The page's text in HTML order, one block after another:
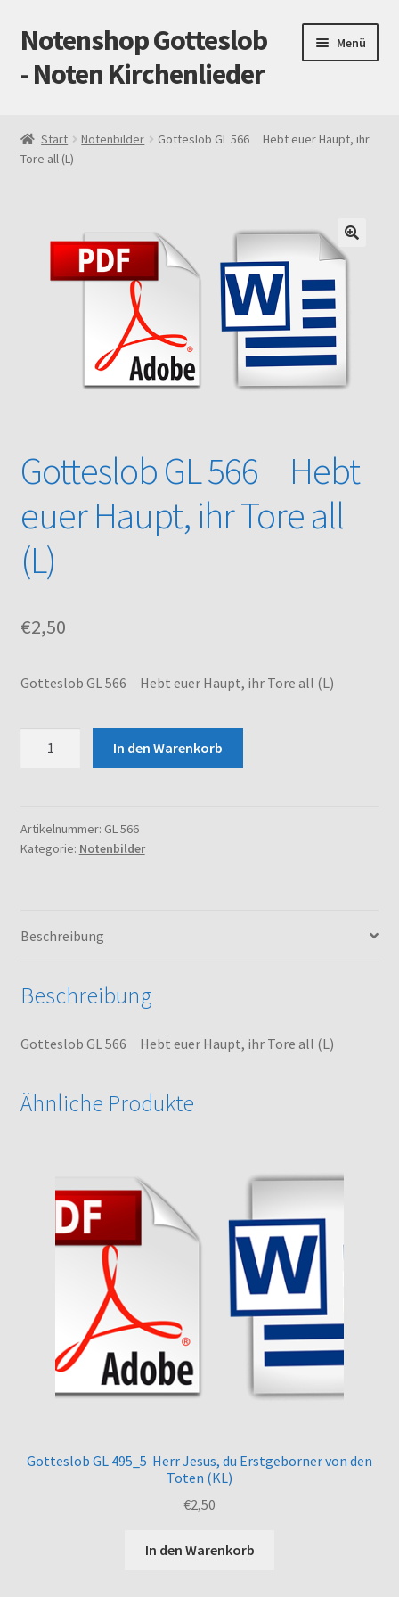
Zur
Navigation
springen
Zum
Inhalt
springen
Notenshop Gotteslob
- Noten Kirchenlieder
Menü
AGB
Cookie-Richtlinie (EU)
Gotteslob alt / neu
Über uns
Versand und Zahlungsbedingungen
Warenkorb
Start Notenbilder
Gotteslob GL 566 Hebt euer Haupt, ihr
Tore all (L)
Gotteslob GL 566 Hebt
euer Haupt, ihr Tore all
(L)
€2,50
Gotteslob GL 566 Hebt euer Haupt, ihr Tore all (L)
euer
Haupt,
(L)
In den Warenkorb
Artikelnummer: GL 566
Kategorie: Notenbilder
Beschreibung
Beschreibung
Gotteslob GL 566 Hebt euer Haupt, ihr Tore all (L)
Ähnliche Produkte
Gotteslob GL 495_5 Herr Jesus, du Erstgeborner von den
Toten (KL)
€2,50
In den Warenkorb